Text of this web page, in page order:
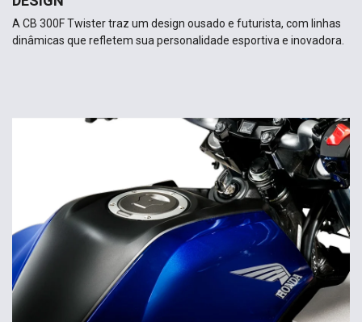
A CB 300F Twister traz um design ousado e futurista, com linhas
dinâmicas que refletem sua personalidade esportiva e inovadora.